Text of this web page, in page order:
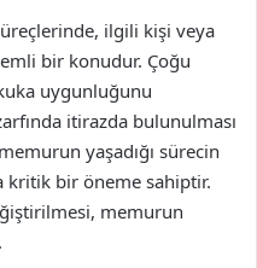
ilgili kişi veya
bir konudur. Çoğu
uygunluğunu
itirazda bulunulması
yaşadığı sürecin
kritik bir öneme sahiptir.
memurun